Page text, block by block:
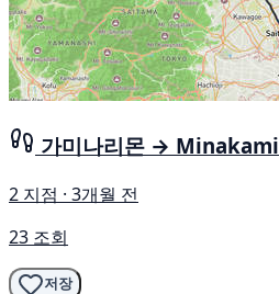
가미나리몬 → Minakami
2 지점 · 3개월 전
23 조회
저장